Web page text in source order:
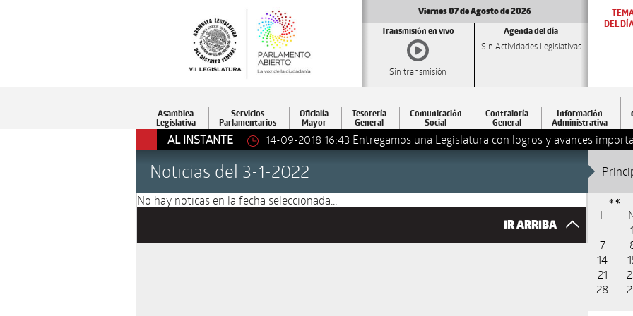
Viernes 07 de Agosto de 2026
Transmisión en vivo
Sin transmisión
Agenda del día
Sin Actividades Legislativas
DEL
Asamblea
Legislativa
Servicios
Parlamentarios
Oficialía
Mayor
Tesorería
General
Comunicación
Social
Contraloría
General
Información
Administrativa
AL INSTANTE 14-09-2018 16:43 Entregamos una Legislatura con logros y avances
Noticias del 3-1-2022
No hay noticas en la fecha seleccionada...
IR ARRIBA
« «
L
1
7
14
21
28